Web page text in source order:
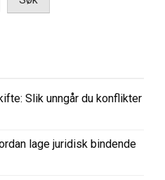
Slik unngår du konflikter
lage juridisk bindende